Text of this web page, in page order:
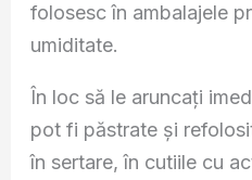
folosesc în ambalajele
umiditate.
În loc să le aruncați
pot fi păstrate și
în sertare, în cutiile cu